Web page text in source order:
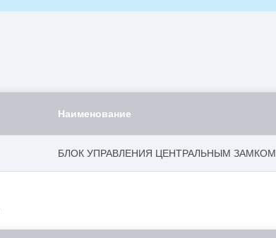
Наименование
БЛОК УПРАВЛЕНИЯ ЦЕНТРАЛЬНЫМ ЗАМКОМ